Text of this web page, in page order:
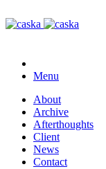
Menu
About
Archive
Afterthoughts
Client
News
Contact